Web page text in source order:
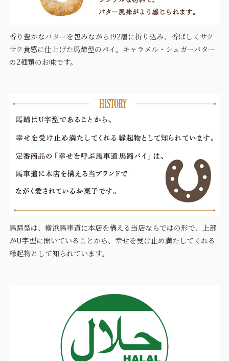
香り豊かなバターを包みながら192層に折り込み、香ばしくサク
サク食感に仕上げた馬蹄型のパイ。キャラメル・シュガーバター
の2種類のお味です。
馬蹄型は、横浜馬車道に本店を構える当店ならではの形で、上部
がU字型に開いていることから、幸せを受け止め満たしてくれる
縁起物として知られています。